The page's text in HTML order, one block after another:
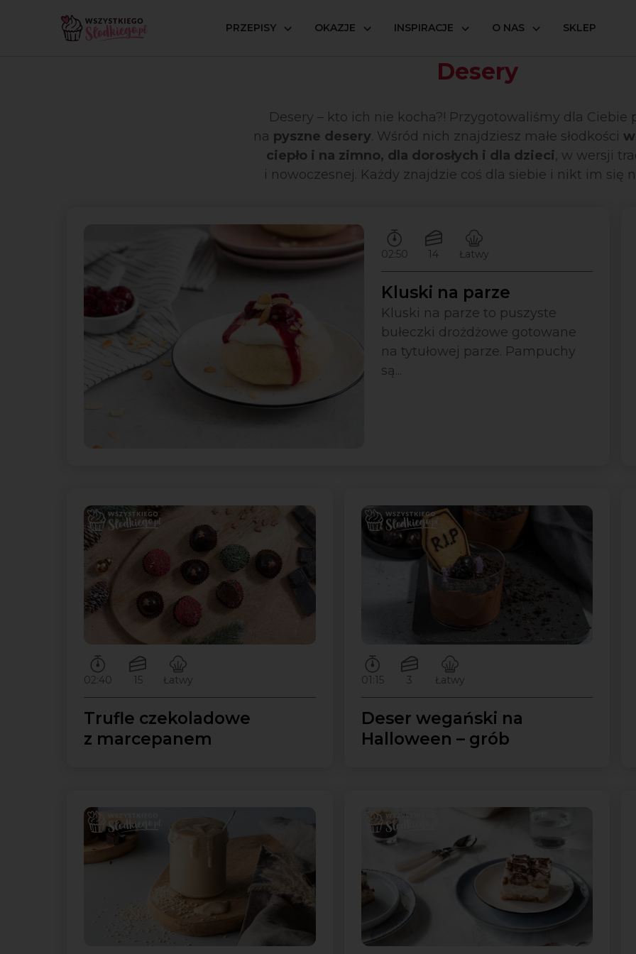
PRZEPISY OKAZJE INSPIRACJE O NAS SKLEP
Strona główna Popularne przepisy Desery
Desery
Desery – kto ich nie kocha?! Przygotowaliśmy dla Ciebie
na pyszne desery. Wśród nich znajdziesz małe słodkości
ciepło i na zimno, dla dorosłych i dla dzieci, w wersji
i nowoczesnej. Każdy znajdzie coś dla siebie i nikt im się
Czas przygotowywania:
02:50
Ilość porcji:
14
Poziom trudności:
Łatwy
Kluski na parze
Kluski na parze to puszyste
bułeczki drożdżowe gotowane
na tytułowej parze. Pampuchy
są...
Czas przygotowywania:
02:40
Ilość porcji:
15
Poziom trudności:
Łatwy
Trufle czekoladowe
z marcepanem
Czas przygotowywania:
01:15
Ilość porcji:
3
Poziom trudności:
Łatwy
Deser wegański na
Halloween – grób